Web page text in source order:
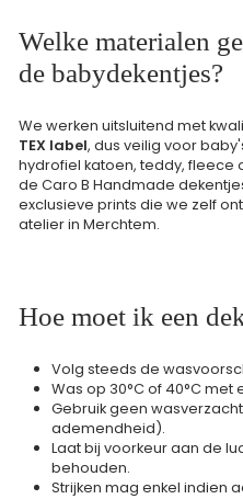
Welke materialen
de babydekentjes?
We werken uitsluitend met
TEX label, dus veilig voor
hydrofiel katoen, teddy,
de Caro B Handmade
exclusieve prints die we zelf
atelier in Merchtem.
Hoe moet ik een
Volg steeds de
Was op 30°C of 40°C
Gebruik geen
ademendheid).
Laat bij voorkeur aan de
behouden.
Strijken mag enkel indien